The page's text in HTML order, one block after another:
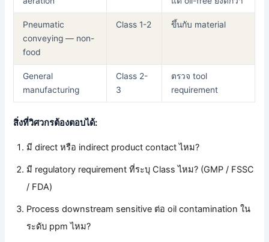
Pneumatic
conveying — non-
food
Class 1-2 ขึ้นกับ material
General
manufacturing
Class 2-
3
ตรวจ tool
requirement
สิ่งที่วิศวกรต้องตอบได้:
มี direct หรือ indirect product contact ไหม?
มี regulatory requirement ที่ระบุ Class ไหม? (GMP / FSSC
/ FDA)
Process downstream sensitive ต่อ oil contamination ใน
ระดับ ppm ไหม?